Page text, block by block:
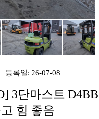
등록일: 26-07-08
3단마스트 D4BB
힘 좋음